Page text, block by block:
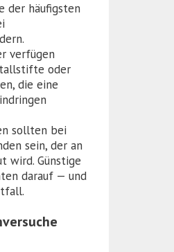
der häufigsten
verfügen
oder
die eine
sollten bei
sein, der an
wird. Günstige
darauf — und